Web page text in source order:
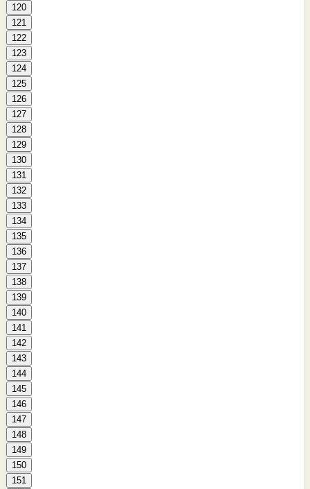
120
121
122
123
124
125
126
127
128
129
130
131
132
133
134
135
136
137
138
139
140
141
142
143
144
145
146
147
148
149
150
151